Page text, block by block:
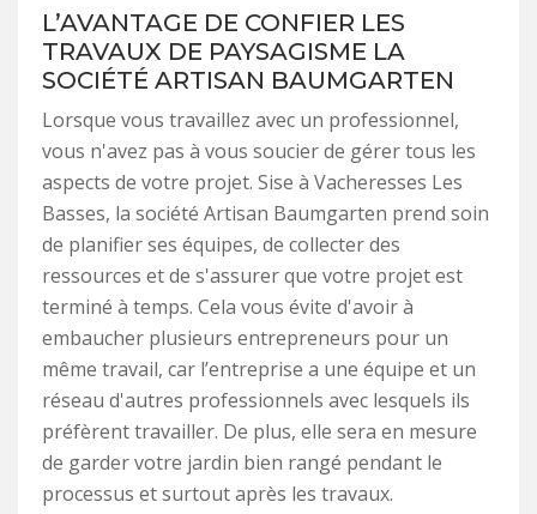
L’AVANTAGE DE CONFIER LES
TRAVAUX DE PAYSAGISME LA
SOCIÉTÉ ARTISAN BAUMGARTEN
Lorsque vous travaillez avec un professionnel,
vous n'avez pas à vous soucier de gérer tous les
aspects de votre projet. Sise à Vacheresses Les
Basses, la société Artisan Baumgarten prend soin
de planifier ses équipes, de collecter des
ressources et de s'assurer que votre projet est
terminé à temps. Cela vous évite d'avoir à
embaucher plusieurs entrepreneurs pour un
même travail, car l’entreprise a une équipe et un
réseau d'autres professionnels avec lesquels ils
préfèrent travailler. De plus, elle sera en mesure
de garder votre jardin bien rangé pendant le
processus et surtout après les travaux.